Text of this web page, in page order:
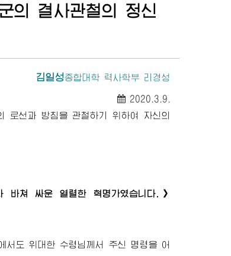
의 결사관철의 정신
김일성종합대학 력사학부 리경성
2020.3.9.
로선과 방침을 관철하기 위하여 자신의
쳐 싸운 열렬한 혁명가였습니다.》
서도위대한 수령님께서 주신 명령을 어